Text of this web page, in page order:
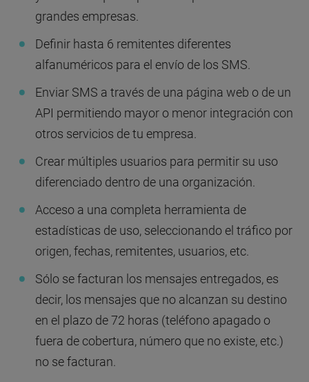
grandes empresas.
Definir hasta 6 remitentes diferentes
alfanuméricos para el envío de los SMS.
Enviar SMS a través de una página web o de un
API permitiendo mayor o menor integración con
otros servicios de tu empresa.
Crear múltiples usuarios para permitir su uso
diferenciado dentro de una organización.
Acceso a una completa herramienta de
estadísticas de uso, seleccionando el tráfico por
origen, fechas, remitentes, usuarios, etc.
Sólo se facturan los mensajes entregados, es
decir, los mensajes que no alcanzan su destino
en el plazo de 72 horas (teléfono apagado o
fuera de cobertura, número que no existe, etc.)
no se facturan.